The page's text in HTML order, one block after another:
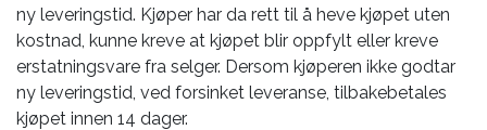
ny leveringstid. Kjøper har da rett til å heve kjøpet uten
kostnad, kunne kreve at kjøpet blir oppfylt eller kreve
erstatningsvare fra selger. Dersom kjøperen ikke godtar
ny leveringstid, ved forsinket leveranse, tilbakebetales
kjøpet innen 14 dager.